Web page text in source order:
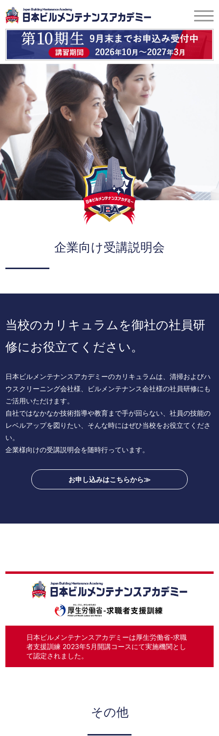
企業向け受講説明会
当校のカリキュラムを御社の社員研
修にお役立てください。
日本ビルメンテナンスアカデミーのカリキュラムは、清掃およびハ
ウスクリーニング会社様、ビルメンテナンス会社様の社員研修にも
ご活用いただけます。
自社ではなかなか技術指導や教育まで手が回らない、社員の技能の
レベルアップを図りたい、そんな時にはぜひ当校をお役立てくださ
い。
企業様向けの受講説明会を随時行っています。
お申し込みはこちらから≫
日本ビルメンテナンスアカデミーは厚生労働省-求職
者支援訓練 2023年5月開講コースにて実施機関とし
て認定されました。
その他